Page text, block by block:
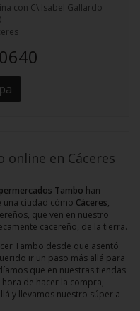
con C\ Isabel Gallardo
en Cáceres
Tambo han
una ciudad cómo Cáceres,
que ven en nuestro
cacereño, de la tierra.
Tambo desde que asentó
ir un paso más allá para
que en nuestras tiendas
hora de hacer la compra,
y llevamos nuestro súper a